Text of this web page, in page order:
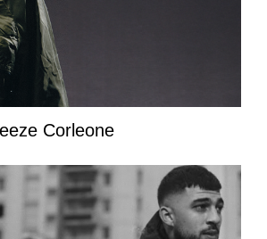
Corleone